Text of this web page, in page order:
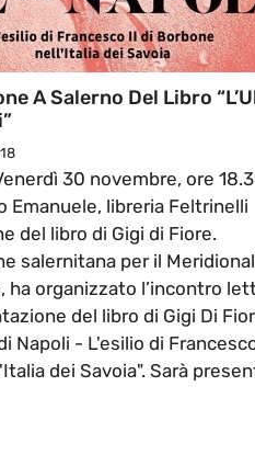
A Salerno Del Libro
30 novembre, ore
Emanuele, libreria Feltrinelli
del libro di Gigi di Fiore.
salernitana per il
ha organizzato l’incontro
del libro di Gigi Di
Napoli - L'esilio di
dei Savoia". Sarà